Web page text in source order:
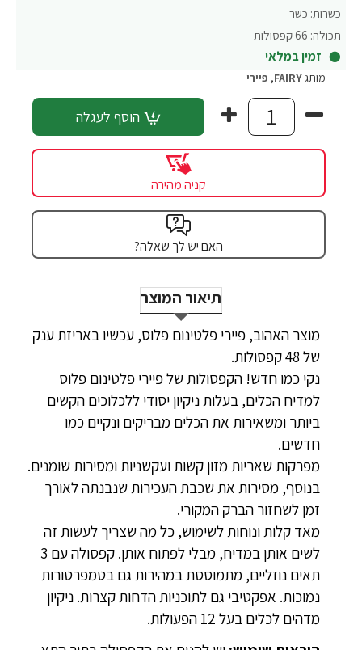
כשרות: כשר
תכולה: 66 קפסולות
זמין במלאי
מותגFAIRY
, פיירי
הוסף לעגלה
קניה מהירה
האם יש לך שאלה?
תיאור המוצר
מוצר האהוב, פיירי פלטינום פלוס, עכשיו באריזת ענק
של 48 קפסולות.
נקי כמו חדש! הקפסולות של פיירי פלטינום פלוס
למדיח הכלים, בעלות ניקיון יסודי ללכלוכים הקשים
ביותר ומשאירות את הכלים מבריקים ונקיים כמו
חדשים.
מפרקות שאריות מזון קשות ועקשניות ומסירות שומנים.
בנוסף, מסירות את שכבת העכירות שנבנתה לאורך
זמן לשחזור הברק המקורי.
מאד קלות ונוחות לשימוש, כל מה שצריך לעשות זה
לשים אותן במדיח, מבלי לפתוח אותן. קפסולה עם 3
תאים נוזליים, מתמוססת במהירות גם בטמפרטורות
נמוכות. אפקטיבי גם לתוכניות הדחות קצרות. ניקיון
מדהים לכלים בעל 12 הפעולות.